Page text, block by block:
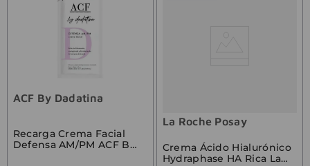
ACF By Dadatina
Recarga Crema Facial
Defensa AM/PM ACF By
La Roche Posay
Crema Ácido Hialurónico
Hydraphase HA Rica La